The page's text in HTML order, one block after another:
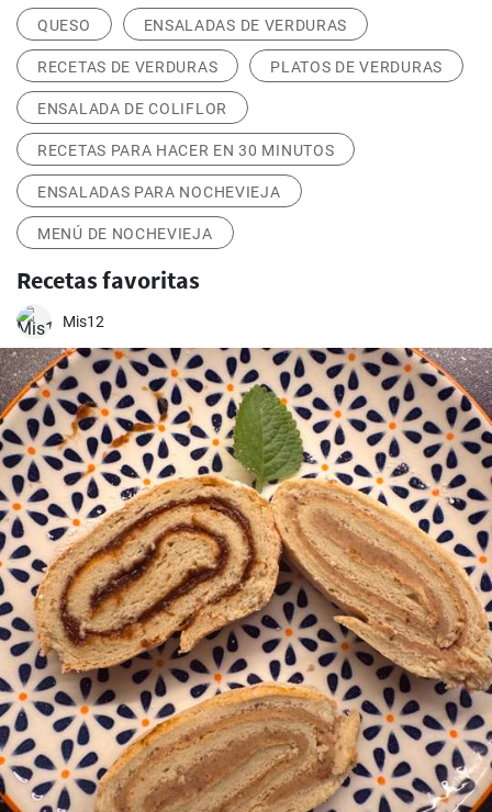
QUESO ENSALADAS DE VERDURAS
RECETAS DE VERDURAS PLATOS DE VERDURAS
ENSALADA DE COLIFLOR
RECETAS PARA HACER EN 30 MINUTOS
ENSALADAS PARA NOCHEVIEJA
MENÚ DE NOCHEVIEJA
Recetas favoritas
Mis12